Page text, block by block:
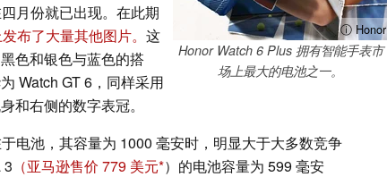
ⓘ Honor
Honor Watch 6 Plus 拥有智能手表市
场上最大的电池之一。
月份就已出现。在此期
布了大量其他图片。 这
色和银色与蓝色的搭
Watch GT 6，同样采用
和右侧的数字表冠。
电池，其容量为 1000 毫安时，明显大于大多数竞争
3 （亚马逊售价 779 美元 ）的电池容量为 599 毫安